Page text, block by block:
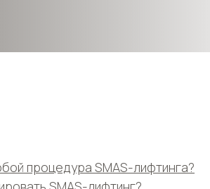
процедура SMAS-лифтинга?